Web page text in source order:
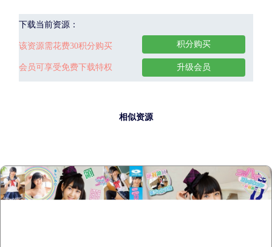
下载当前资源：
该资源需花费30积分购买
会员可享受免费下载特权
积分购买
升级会员
相似资源